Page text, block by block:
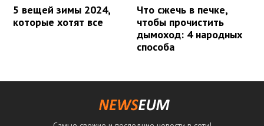
5 вещей зимы 2024,
которые хотят все
Что сжечь в печке,
чтобы прочистить
дымоход: 4 народных
способа